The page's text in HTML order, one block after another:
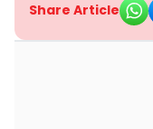
Share Article